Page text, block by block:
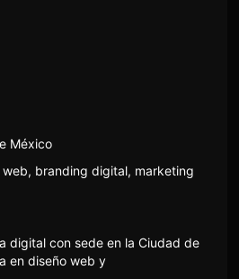
México
branding digital, marketing
digital con sede en la Ciudad de
en diseño web y